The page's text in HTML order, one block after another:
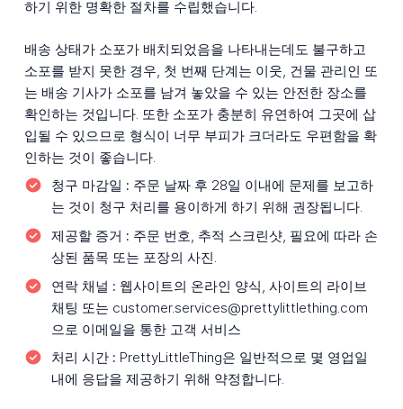
하기 위한 명확한 절차를 수립했습니다.
배송 상태가 소포가 배치되었음을 나타내는데도 불구하고
소포를 받지 못한 경우, 첫 번째 단계는 이웃, 건물 관리인 또
는 배송 기사가 소포를 남겨 놓았을 수 있는 안전한 장소를
확인하는 것입니다. 또한 소포가 충분히 유연하여 그곳에 삽
입될 수 있으므로 형식이 너무 부피가 크더라도 우편함을 확
인하는 것이 좋습니다.
청구 마감일 : 주문 날짜 후 28일 이내에 문제를 보고하
는 것이 청구 처리를 용이하게 하기 위해 권장됩니다.
제공할 증거 : 주문 번호, 추적 스크린샷, 필요에 따라 손
상된 품목 또는 포장의 사진.
연락 채널 : 웹사이트의 온라인 양식, 사이트의 라이브
채팅 또는 customer.services@prettylittlething.com
으로 이메일을 통한 고객 서비스
처리 시간 : PrettyLittleThing은 일반적으로 몇 영업일
내에 응답을 제공하기 위해 약정합니다.